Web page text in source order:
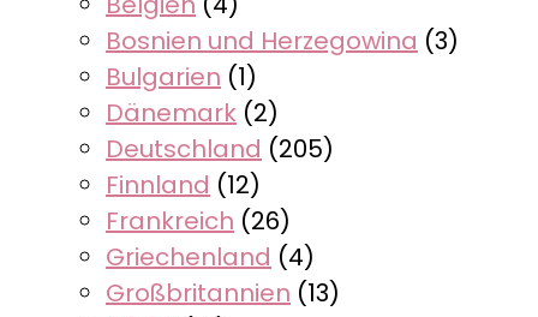
Bosnien und Herzegowina (3)
Bulgarien (1)
Dänemark (2)
Deutschland (205)
Finnland (12)
Frankreich (26)
Griechenland (4)
Großbritannien (13)